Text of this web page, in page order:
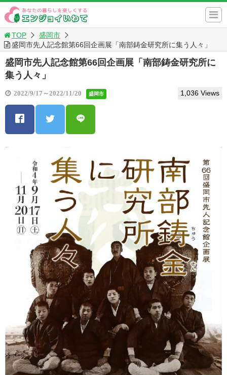
TOP
盛岡市
盛岡市先人記念館第66回企画展「南部鋳金研究所に集う人々」
盛岡市先人記念館第66回企画展「南部鋳金研究所に
集う人々」
2022/9/17～2022/11/20 盛岡市 1,036 Views